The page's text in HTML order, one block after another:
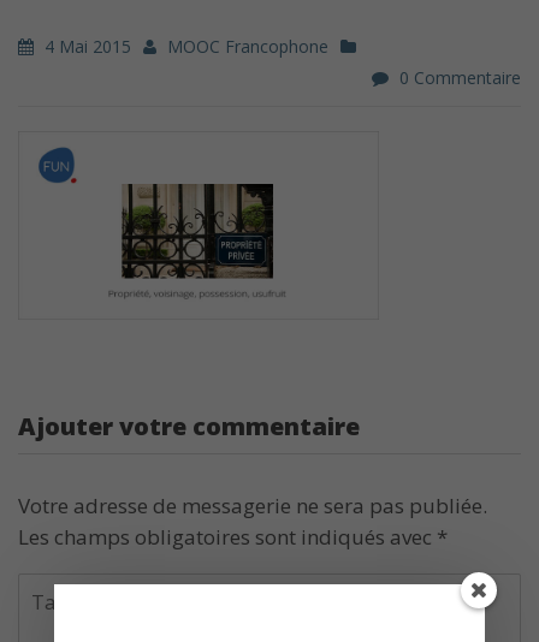
4 Mai 2015
MOOC Francophone
0 Commentaire
Ajouter votre commentaire
Votre adresse de messagerie ne sera pas publiée.
Les champs obligatoires sont indiqués avec *